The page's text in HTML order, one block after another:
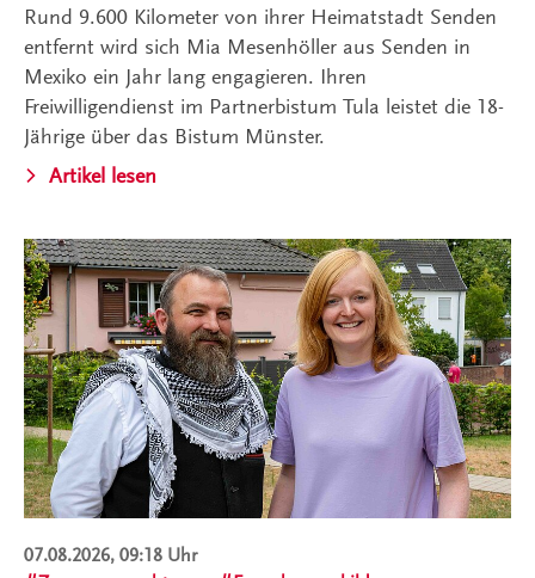
Rund 9.600 Kilometer von ihrer Heimatstadt Senden
entfernt wird sich Mia Mesenhöller aus Senden in
Mexiko ein Jahr lang engagieren. Ihren
Freiwilligendienst im Partnerbistum Tula leistet die 18-
Jährige über das Bistum Münster.
Artikel lesen
07.08.2026, 09:18 Uhr